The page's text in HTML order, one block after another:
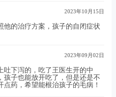
2023年10月15日
他的治疗方案，孩子的自闭症状
2023年09月02日
吐下泻的，吃了王医生开的中
孩子也能放开吃了，但是还是不
药，希望能根治孩子的毛病！